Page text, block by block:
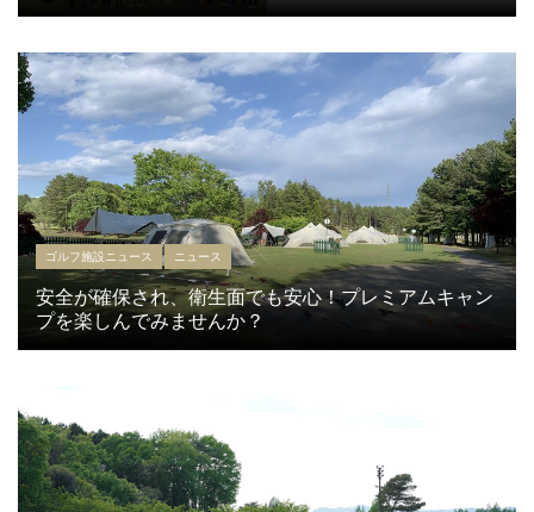
ゴルフ施設ニュース ニュース
安全が確保され、衛生面でも安心！プレミアムキャン
プを楽しんでみませんか？